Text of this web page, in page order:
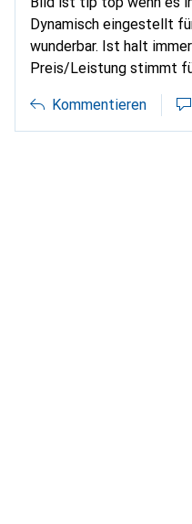
Dynamisch eingestellt
wunderbar. Ist halt
Preis/Leistung stimmt
Kommentieren